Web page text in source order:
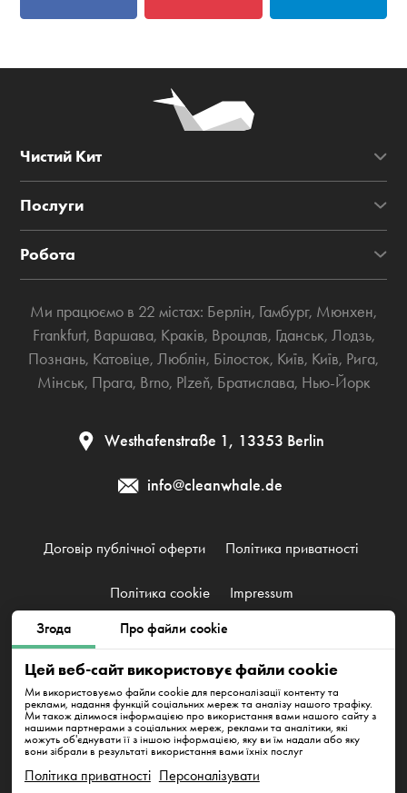
Згода Про файли cookie
Цей веб-сайт використовує файли cookie
Ми використовуємо файли cookie для персоналізації контенту та
реклами, надання функцій соціальних мереж та аналізу нашого трафіку.
Ми також ділимося інформацією про використання вами нашого сайту з
нашими партнерами з соціальних мереж, реклами та аналітики, які
можуть об'єднувати її з іншою інформацією, яку ви їм надали або яку
вони зібрали в результаті використання вами їхніх послуг
Політика приватності Персоналізувати
Чистий Кит
Послуги
Робота
Ми працюємо в 22 містах: Берлін, Гамбург, Мюнхен,
Frankfurt, Варшава, Краків, Вроцлав, Гданськ, Лодзь,
Познань, Катовіце, Люблін, Білосток, Київ, Київ, Рига,
Мінськ, Прага, Brno, Plzeň, Братислава, Нью-Йорк
Westhafenstraße 1, 13353 Berlin
info@cleanwhale.de
Договір публічної оферти Політика приватності
Політика cookie Impressum
CleanWhale GmbH, HRB 240046 B, DE353460818
Westhafenstraße 1, 13353 Berlin